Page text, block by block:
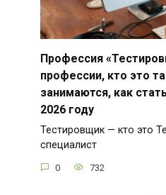
Профессия
профессии, кто это
занимаются, как
2026 году
Тестировщик — кто это
специалист
0 732